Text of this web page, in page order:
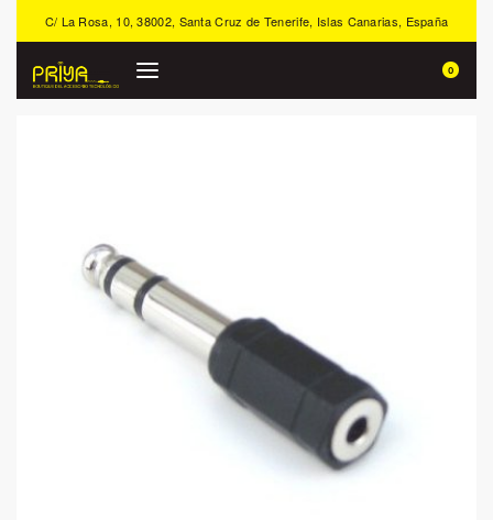
C/ La Rosa, 10, 38002, Santa Cruz de Tenerife, Islas Canarias, España
0